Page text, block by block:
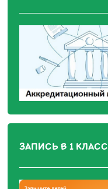
ЗАПИСЬ В 1 КЛАСС